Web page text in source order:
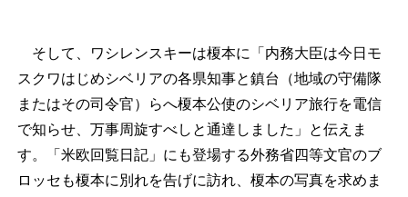
そして、ワシレンスキーは榎本に「内務大臣は今日モ
スクワはじめシベリアの各県知事と鎮台（地域の守備隊
またはその司令官）らへ榎本公使のシベリア旅行を電信
で知らせ、万事周旋すべしと通達しました」と伝えま
す。「米欧回覧日記」にも登場する外務省四等文官のブ
ロッセも榎本に別れを告げに訪れ、榎本の写真を求めま